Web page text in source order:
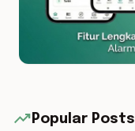
trending_up Popular Posts